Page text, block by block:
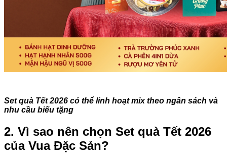
Set quà Tết 2026 có thể linh hoạt mix theo ngân sách và
nhu cầu biếu tặng
2. Vì sao nên chọn Set quà Tết 2026
của Vua Đặc Sản?